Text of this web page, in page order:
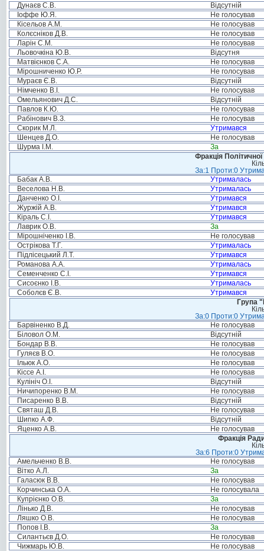
Дунаєв С.В.
Відсутній
Іоффе Ю.Я.
Не голосував
Кісельов А.М.
Не голосував
Колєсніков Д.В.
Не голосував
Ларін С.М.
Не голосував
Льовочкіна Ю.В.
Відсутня
Матвієнков С.А.
Не голосував
Мірошниченко Ю.Р.
Не голосував
Мураєв Є.В.
Відсутній
Німченко В.І.
Не голосував
Омельянович Д.С.
Відсутній
Павлов К.Ю.
Не голосував
Рабінович В.З.
Не голосував
Скорик М.Л.
Утримався
Шенцев Д.О.
Не голосував
Шурма І.М.
За
Фракція
За:1 Проти:0
Бабак А.В.
Утрималась
Веселова Н.В.
Утрималась
Данченко О.І.
Утримався
Журжій А.В.
Утримався
Кіраль С.І.
Утримався
Лаврик О.В.
За
Мірошніченко І.В.
Не голосував
Острікова Т.Г.
Утрималась
Підлісецький Л.Т.
Утримався
Романова А.А.
Утрималась
Семенченко С.І.
Утримався
Сисоєнко І.В.
Утрималась
Соболєв Є.В.
Утримався
Група
За:0 Проти:0
Барвіненко В.Д.
Не голосував
Біловол О.М.
Відсутній
Бондар В.В.
Не голосував
Гуляєв В.О.
Не голосував
Ільюк А.О.
Не голосував
Кіссе А.І.
Не голосував
Кулініч О.І.
Відсутній
Ничипоренко В.М.
Не голосував
Писаренко В.В.
Відсутній
Святаш Д.В.
Не голосував
Шипко А.Ф.
Відсутній
Яценко А.В.
Не голосував
Фракція
За:6 Проти:0
Амельченко В.В.
Не голосував
Вітко А.Л.
За
Галасюк В.В.
Не голосував
Корчинська О.А.
Не голосувала
Купрієнко О.В.
За
Лінько Д.В.
Не голосував
Ляшко О.В.
Не голосував
Попов І.В.
За
Силантьєв Д.О.
Не голосував
Чижмарь Ю.В.
Не голосував